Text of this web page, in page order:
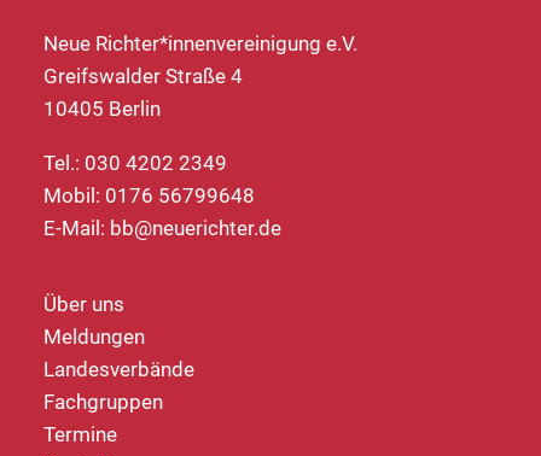
Neue Richter*innenvereinigung e.V.
Greifswalder Straße 4
10405 Berlin
Tel.: 030 4202 2349
Mobil: 0176 56799648
E-Mail: bb@neuerichter.de
Über uns
Meldungen
Landesverbände
Fachgruppen
Termine